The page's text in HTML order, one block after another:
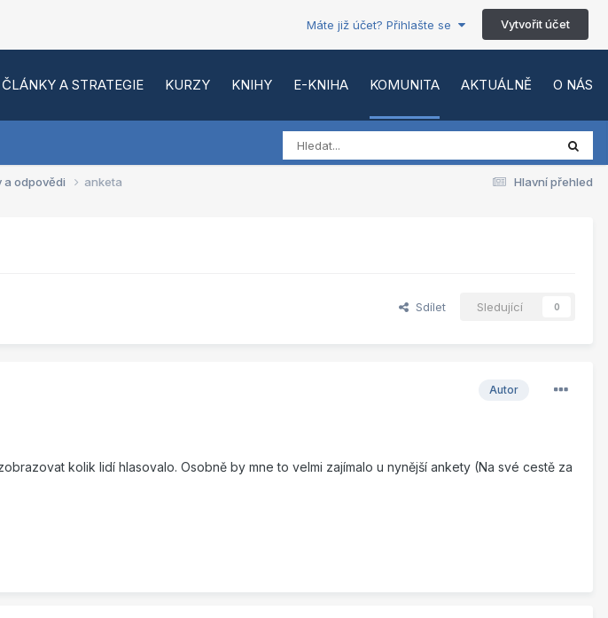
Máte již účet? Přihlašte se Vytvořit účet
ČLÁNKY A STRATEGIE KURZY KNIHY E-KNIHA KOMUNITA AKTUÁLNĚ O NÁS
Hlavní přehled
a odpovědi anketa
Sdílet Sledující 0
Autor
kolik lidí hlasovalo. Osobně by mne to velmi zajímalo u nynější ankety (Na své cestě za